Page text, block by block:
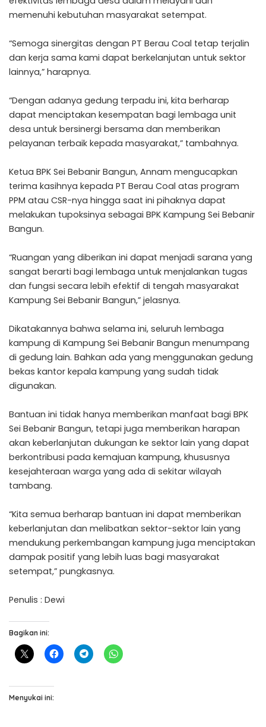
memenuhi kebutuhan masyarakat setempat.
“Semoga sinergitas dengan PT Berau Coal tetap terjalin
dan kerja sama kami dapat berkelanjutan untuk sektor
lainnya,” harapnya.
“Dengan adanya gedung terpadu ini, kita berharap
dapat menciptakan kesempatan bagi lembaga unit
desa untuk bersinergi bersama dan memberikan
pelayanan terbaik kepada masyarakat,” tambahnya.
Ketua BPK Sei Bebanir Bangun, Annam mengucapkan
terima kasihnya kepada PT Berau Coal atas program
PPM atau CSR-nya hingga saat ini pihaknya dapat
melakukan tupoksinya sebagai BPK Kampung Sei Bebanir
Bangun.
“Ruangan yang diberikan ini dapat menjadi sarana yang
sangat berarti bagi lembaga untuk menjalankan tugas
dan fungsi secara lebih efektif di tengah masyarakat
Kampung Sei Bebanir Bangun,” jelasnya.
Dikatakannya bahwa selama ini, seluruh lembaga
kampung di Kampung Sei Bebanir Bangun menumpang
di gedung lain. Bahkan ada yang menggunakan gedung
bekas kantor kepala kampung yang sudah tidak
digunakan.
Bantuan ini tidak hanya memberikan manfaat bagi BPK
Sei Bebanir Bangun, tetapi juga memberikan harapan
akan keberlanjutan dukungan ke sektor lain yang dapat
berkontribusi pada kemajuan kampung, khususnya
kesejahteraan warga yang ada di sekitar wilayah
tambang.
“Kita semua berharap bantuan ini dapat memberikan
keberlanjutan dan melibatkan sektor-sektor lain yang
mendukung perkembangan kampung juga menciptakan
dampak positif yang lebih luas bagi masyarakat
setempat,” pungkasnya.
Penulis : Dewi
Bagikan ini:
Menyukai ini: